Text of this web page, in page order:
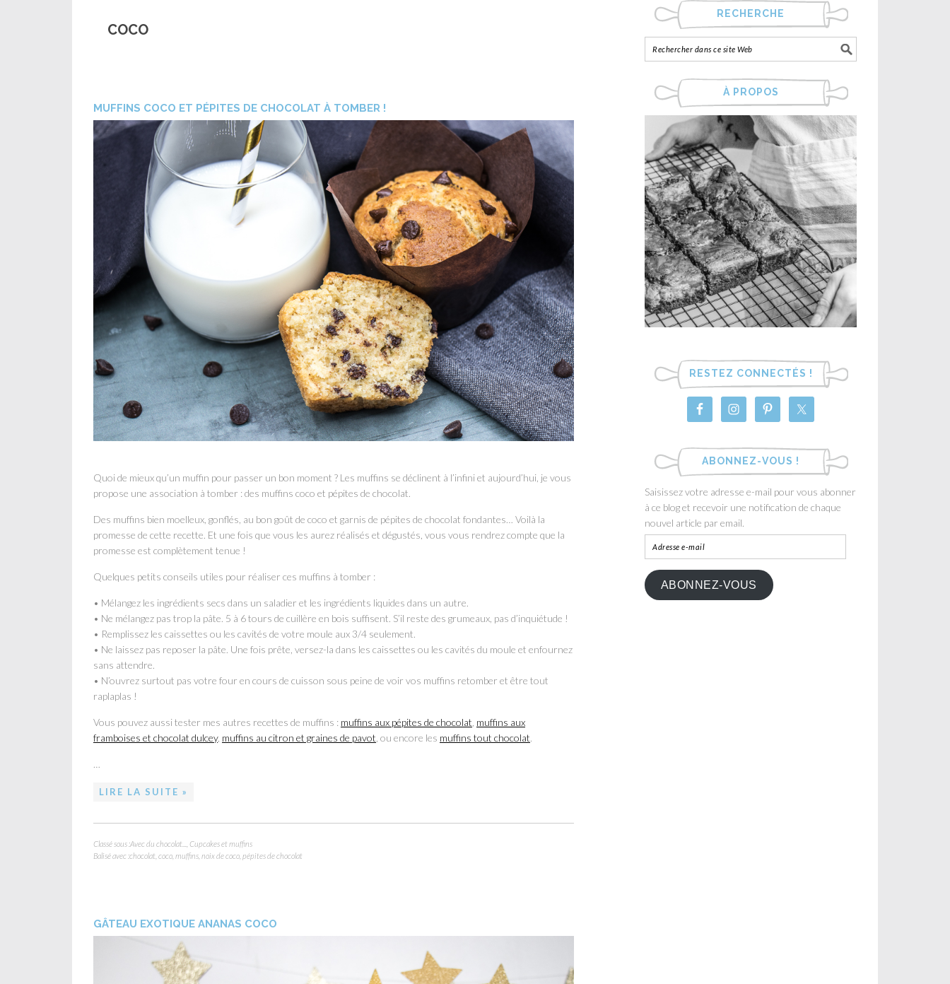
COCO
MUFFINS COCO ET PÉPITES DE CHOCOLAT À TOMBER !
Quoi de mieux qu’un muffin pour passer un bon moment ? Les muffins se déclinent à l’infini et aujourd’hui, je vous
propose une association à tomber : des muffins coco et pépites de chocolat.
Des muffins bien moelleux, gonflés, au bon goût de coco et garnis de pépites de chocolat fondantes… Voilà la
promesse de cette recette. Et une fois que vous les aurez réalisés et dégustés, vous vous rendrez compte que la
promesse est complètement tenue !
Quelques petits conseils utiles pour réaliser ces muffins à tomber :
• Mélangez les ingrédients secs dans un saladier et les ingrédients liquides dans un autre.
• Ne mélangez pas trop la pâte. 5 à 6 tours de cuillère en bois suffisent. S’il reste des grumeaux, pas d’inquiétude !
• Remplissez les caissettes ou les cavités de votre moule aux 3/4 seulement.
• Ne laissez pas reposer la pâte. Une fois prête, versez-la dans les caissettes ou les cavités du moule et enfournez
sans attendre.
• N’ouvrez surtout pas votre four en cours de cuisson sous peine de voir vos muffins retomber et être tout
raplaplas !
Vous pouvez aussi tester mes autres recettes de muffins : muffins aux pépites de chocolat muffins aux
framboises et chocolat dulcey, muffins au citron et graines de pavot , ou encore les muffins tout chocolat.
…
LIRE LA SUITE »
Classé sous :Avec du chocolat...
Cupcakes et muffins
Balisé avec :chocolat coco muffins noix de coco pépites de chocolat
GÂTEAU EXOTIQUE ANANAS COCO
RECHERCHE
À PROPOS
RESTEZ CONNECTÉS !
ABONNEZ-VOUS !
Saisissez votre adresse e-mail pour vous abonner
à ce blog et recevoir une notification de chaque
nouvel article par email.
ABONNEZ-VOUS